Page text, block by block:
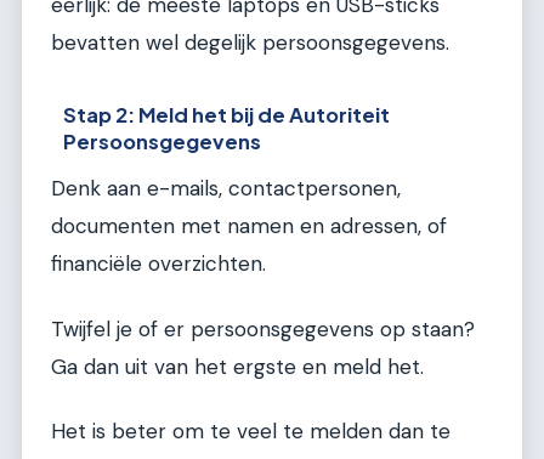
bevatten wel degelijk persoonsgegevens.
Stap 2: Meld het bij de Autoriteit
Persoonsgegevens
Denk aan e-mails, contactpersonen,
documenten met namen en adressen, of
financiële overzichten.
Twijfel je of er persoonsgegevens op staan?
Ga dan uit van het ergste en meld het.
Het is beter om te veel te melden dan te